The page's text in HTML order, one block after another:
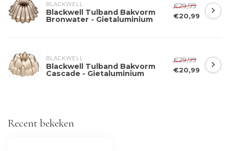
BLACKWELL
Blackwell Tulband Bakvorm
Bronwater - Gietaluminium
€29,99
€20,99
BLACKWELL
Blackwell Tulband Bakvorm
Cascade - Gietaluminium
€29,99
€20,99
Recent bekeken